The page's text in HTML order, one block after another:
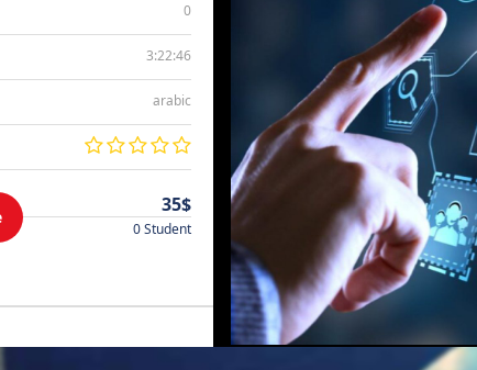
0
3:22:46
arabic
35$
0 Student